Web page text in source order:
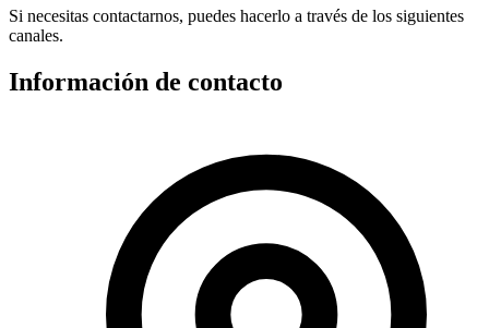
Si necesitas contactarnos, puedes hacerlo a través de los siguientes
canales.
Información de contacto